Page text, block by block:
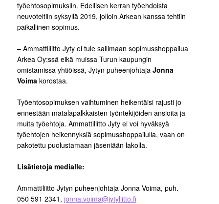
työehtosopimuksiin. Edellisen kerran työehdoista
neuvoteltiin syksyllä 2019, jolloin Arkean kanssa tehtiin
paikallinen sopimus.
– Ammattiliitto Jyty ei tule sallimaan sopimusshoppailua
Arkea Oy:ssä eikä muissa Turun kaupungin
omistamissa yhtiöissä, Jytyn puheenjohtaja Jonna
Voima korostaa.
Työehtosopimuksen vaihtuminen heikentäisi rajusti jo
ennestään matalapalkkaisten työntekijöiden ansioita ja
muita työehtoja. Ammattiliitto Jyty ei voi hyväksyä
työehtojen heikennyksiä sopimusshoppailulla, vaan on
pakotettu puolustamaan jäseniään lakolla.
Lisätietoja medialle:
Ammattiliitto Jytyn puheenjohtaja Jonna Voima, puh.
050 591 2341, jonna.voima@jytyliitto.fi